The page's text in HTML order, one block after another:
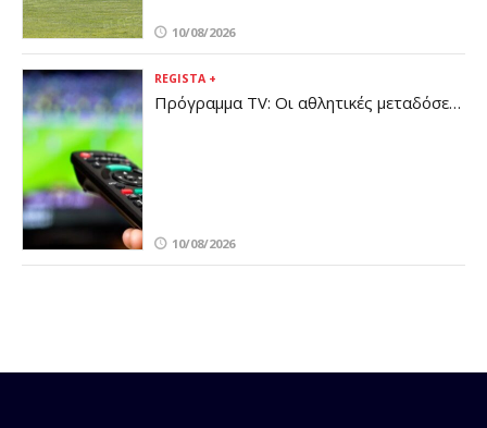
10/08/2026
REGISTA +
Πρόγραμμα TV: Οι αθλητικές μεταδόσεις
10/08/2026